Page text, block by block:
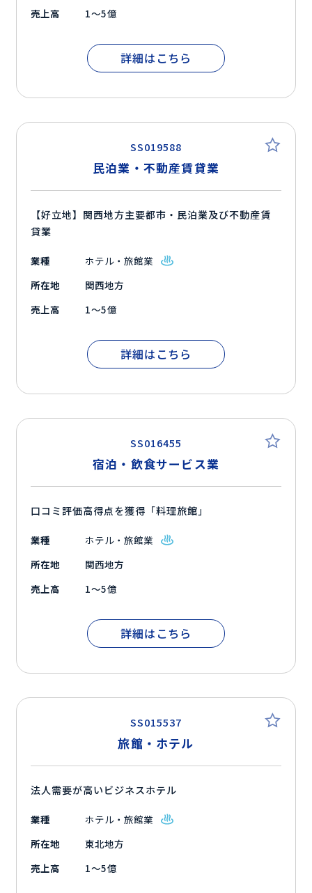
売上高
1～5億
詳細はこちら
SS019588
民泊業・不動産賃貸業
【好立地】関西地方主要都市・民泊業及び不動産賃
貸業
業種
ホテル・旅館業
所在地
関西地方
売上高
1～5億
詳細はこちら
SS016455
宿泊・飲食サービス業
口コミ評価高得点を獲得「料理旅館」
業種
ホテル・旅館業
所在地
関西地方
売上高
1～5億
詳細はこちら
SS015537
旅館・ホテル
法人需要が高いビジネスホテル
業種
ホテル・旅館業
所在地
東北地方
売上高
1～5億